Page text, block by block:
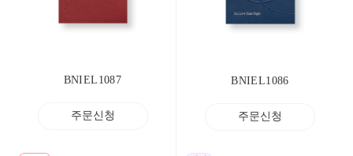
BNIEL1087
주문신청
BNIEL1086
주문신청